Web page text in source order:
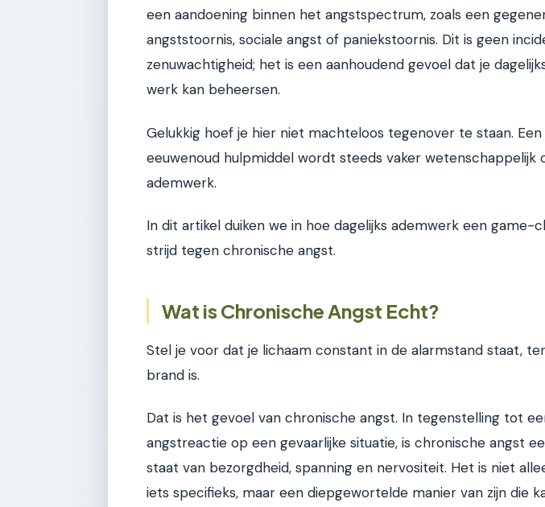
een aandoening binnen het angstspectrum, zoals een
angststoornis, sociale angst of paniekstoornis. Dit is geen
zenuwachtigheid; het is een aanhoudend gevoel dat je
werk kan beheersen.
Gelukkig hoef je hier niet machteloos tegenover te staan.
eeuwenoud hulpmiddel wordt steeds vaker wetenschappelijk
ademwerk.
In dit artikel duiken we in hoe dagelijks ademwerk een game-
strijd tegen chronische angst.
Wat is Chronische Angst Echt?
Stel je voor dat je lichaam constant in de alarmstand staat,
brand is.
Dat is het gevoel van chronische angst. In tegenstelling tot
angstreactie op een gevaarlijke situatie, is chronische angst
staat van bezorgdheid, spanning en nervositeit. Het is niet
iets specifieks, maar een diepgewortelde manier van zijn die